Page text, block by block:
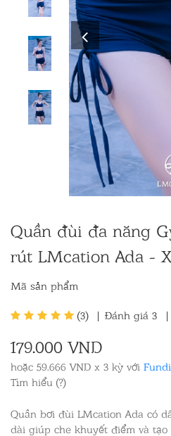
Quần đùi đa năng
rút LMcation Ada -
Mã sản phẩm
(3) | Đánh giá3 |
179.000 VND
hoặc 59.666 VND x 3 kỳ với
Tìm hiểu (?)
Quần bơi đùi LMcation Ada có
dài giúp che khuyết điểm và tạo